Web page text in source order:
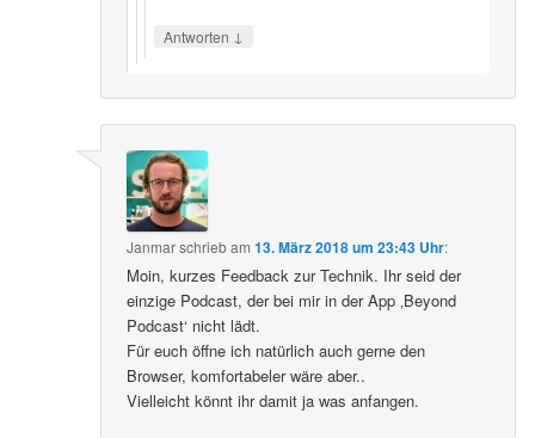
Antworten ↓
Janmarschriebam13. März 2018 um 23:43 Uhr:
Moin, kurzes Feedback zur Technik. Ihr seid der
einzige Podcast, der bei mir in der App ‚Beyond
Podcast‘ nicht lädt.
Für euch öffne ich natürlich auch gerne den
Browser, komfortabeler wäre aber..
Vielleicht könnt ihr damit ja was anfangen.